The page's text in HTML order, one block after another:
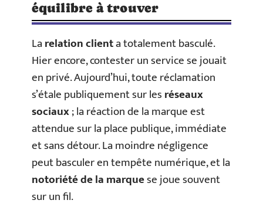
équilibre à trouver
Larelation clienta totalement basculé.
Hier encore, contester un service se jouait
en privé. Aujourd’hui, toute réclamation
s’étale publiquement sur lesréseaux
sociaux; la réaction de la marque est
attendue sur la place publique, immédiate
et sans détour. La moindre négligence
peut basculer en tempête numérique, et la
notoriété de la marquese joue souvent
sur un fil.